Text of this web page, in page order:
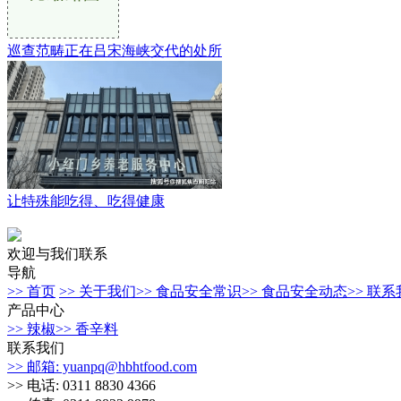
巡查范畴正在吕宋海峡交代的处所
让特殊能吃得、吃得健康
欢迎与我们联系
导航
>> 首页 >> 关于我们>> 食品安全常识>> 食品安全动态>> 联系
产品中心
>> 辣椒>> 香辛料
联系我们
>> 邮箱: yuanpq@hbhtfood.com
>> 电话: 0311 8830 4366